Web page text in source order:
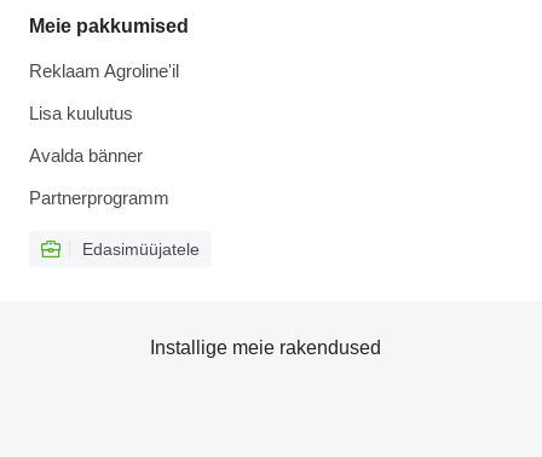
Meie pakkumised
Reklaam Agroline'il
Lisa kuulutus
Avalda bänner
Partnerprogramm
Edasimüüjatele
Installige meie rakendused